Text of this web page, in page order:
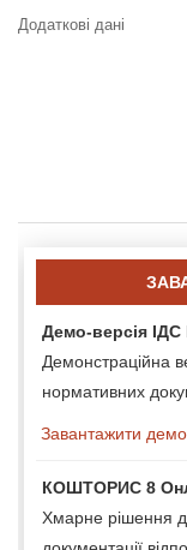
Додаткові дані
Демо-версія
Демонстраційна
нормативних
Завантажити
КОШТОРИС 8
Хмарне рішення